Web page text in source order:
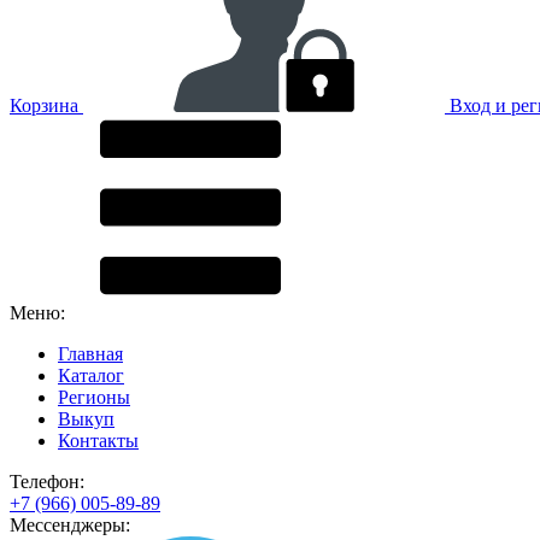
Корзина Вход и
Меню:
Главная
Каталог
Регионы
Выкуп
Контакты
Телефон:
+7 (966) 005-89-89
Мессенджеры: